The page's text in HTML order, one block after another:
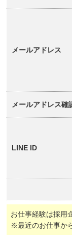
メールアドレス
メールアドレス確
LINE ID
お仕事経験は採用
※最近のお仕事か